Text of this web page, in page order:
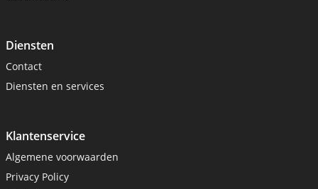
Diensten
Contact
Diensten en services
Klantenservice
Algemene voorwaarden
Privacy Policy